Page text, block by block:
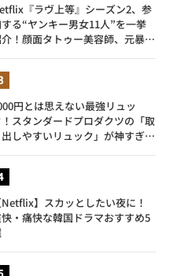
『ラヴ上等』シーズン2、参
る“ヤンキー男女11人”を一挙
！顔面タトゥー美容師、元暴走
円とは思えない最強リュッ
スタンダードプロダクツの「取
出しやすいリュック」が神すぎ
Netflix】スカッとしたい夜に！
・痛快な韓国ドラマおすすめ5